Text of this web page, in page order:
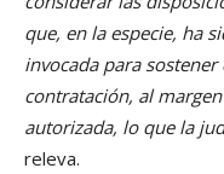
que, en la especie, ha
invocada para
contratación, al
autorizada, lo que la
releva.